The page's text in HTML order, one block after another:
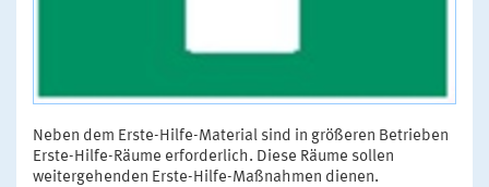
Neben dem Erste-Hilfe-Material sind in größeren Betrieben
Erste-Hilfe-Räume erforderlich. Diese Räume sollen
weitergehenden Erste-Hilfe-Maßnahmen dienen.